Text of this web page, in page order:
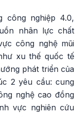
công nghiệp 4.0,
nhân lực chất
công nghệ mũi
xu thế quốc tế
phát triển của
2 yêu cầu: cung
nghệ cao đồng
vực nghiên cứu